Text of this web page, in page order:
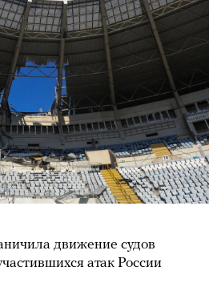
движение судов
атак России